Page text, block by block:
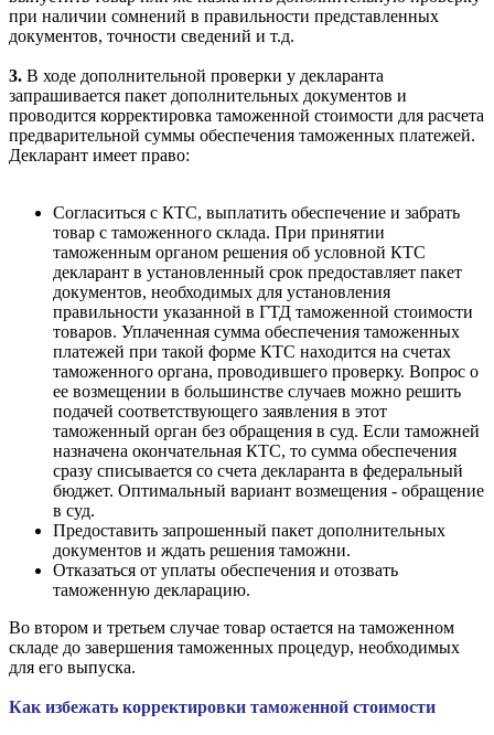
при наличии сомнений в правильности представленных
документов, точности сведений и т.д.
3. В ходе дополнительной проверки у декларанта
запрашивается пакет дополнительных документов и
проводится корректировка таможенной стоимости для расчета
предварительной суммы обеспечения таможенных платежей.
Декларант имеет право:
Согласиться с КТС, выплатить обеспечение и забрать
товар с таможенного склада. При принятии
таможенным органом решения об условной КТС
декларант в установленный срок предоставляет пакет
документов, необходимых для установления
правильности указанной в ГТД таможенной стоимости
товаров. Уплаченная сумма обеспечения таможенных
платежей при такой форме КТС находится на счетах
таможенного органа, проводившего проверку. Вопрос о
ее возмещении в большинстве случаев можно решить
подачей соответствующего заявления в этот
таможенный орган без обращения в суд. Если таможней
назначена окончательная КТС, то сумма обеспечения
сразу списывается со счета декларанта в федеральный
бюджет. Оптимальный вариант возмещения - обращение
в суд.
Предоставить запрошенный пакет дополнительных
документов и ждать решения таможни.
Отказаться от уплаты обеспечения и отозвать
таможенную декларацию.
Во втором и третьем случае товар остается на таможенном
складе до завершения таможенных процедур, необходимых
для его выпуска.
Как избежать корректировки таможенной стоимости